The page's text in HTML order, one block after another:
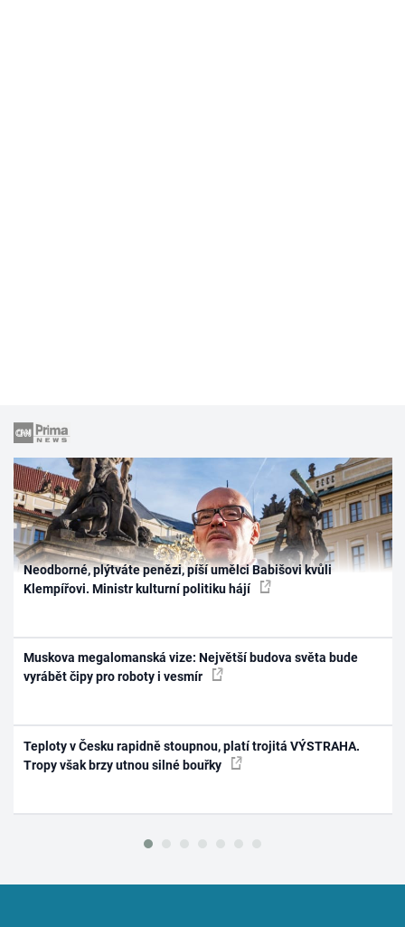
Neodborné, plýtváte penězi, píší umělci Babišovi kvůli
Klempířovi. Ministr kulturní politiku hájí
Muskova megalomanská vize: Největší budova světa bude
vyrábět čipy pro roboty i vesmír
Teploty v Česku rapidně stoupnou, platí trojitá VÝSTRAHA.
Tropy však brzy utnou silné bouřky